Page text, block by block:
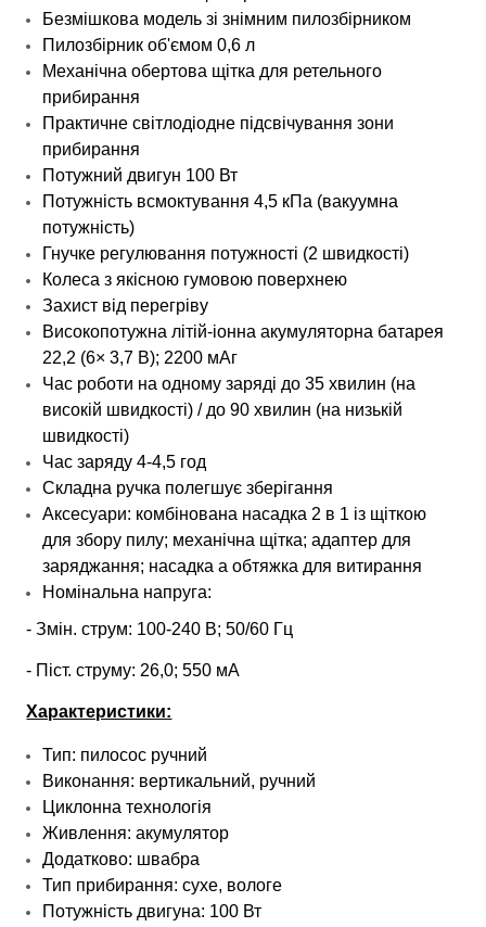
Безмішкова модель зі знімним пилозбірником
Пилозбірник об'ємом 0,6 л
Механічна обертова щітка для ретельного
прибирання
Практичне світлодіодне підсвічування зони
прибирання
Потужний двигун 100 Вт
Потужність всмоктування 4,5 кПа (вакуумна
потужність)
Гнучке регулювання потужності (2 швидкості)
Колеса з якісною гумовою поверхнею
Захист від перегріву
Високопотужна літій-іонна акумуляторна батарея
22,2 (6× 3,7 В); 2200 мАг
Час роботи на одному заряді до 35 хвилин (на
високій швидкості) / до 90 хвилин (на низькій
швидкості)
Час заряду 4-4,5 год
Складна ручка полегшує зберігання
Аксесуари: комбінована насадка 2 в 1 із щіткою
для збору пилу; механічна щітка; адаптер для
заряджання; насадка а обтяжка для витирання
Номінальна напруга:
- Змін. струм: 100-240 В; 50/60 Гц
- Піст. струму: 26,0; 550 мА
Характеристики:
Тип: пилосос ручний
Виконання: вертикальний, ручний
Циклонна технологія
Живлення: акумулятор
Додатково: швабра
Тип прибирання: сухе, вологе
Потужність двигуна: 100 Вт